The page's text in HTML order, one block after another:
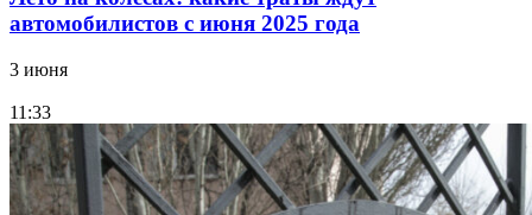
автомобилистов с июня 2025 года
3 июня
11:33